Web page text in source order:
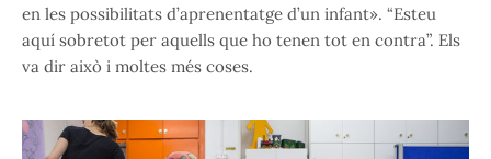
en les possibilitats d’aprenentatge d’un infant». “Esteu
aquí sobretot per aquells que ho tenen tot en contra”. Els
va dir això i moltes més coses.